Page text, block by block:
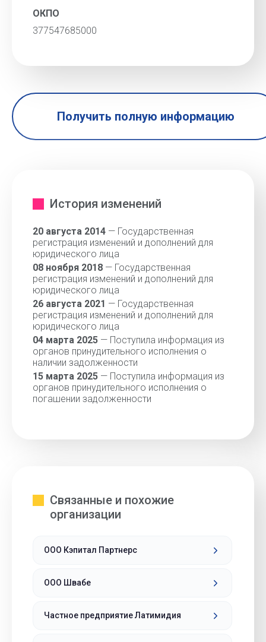
ОКПО
377547685000
Получить полную информацию
История изменений
20 августа 2014 — Государственная
регистрация изменений и дополнений для
юридического лица
08 ноября 2018 — Государственная
регистрация изменений и дополнений для
юридического лица
26 августа 2021 — Государственная
регистрация изменений и дополнений для
юридического лица
04 марта 2025 — Поступила информация из
органов принудительного исполнения о
наличии задолженности
15 марта 2025 — Поступила информация из
органов принудительного исполнения о
погашении задолженности
Связанные и похожие
организации
ООО Кэпитал Партнерс
ООО Швабе
Частное предприятие Латимидия